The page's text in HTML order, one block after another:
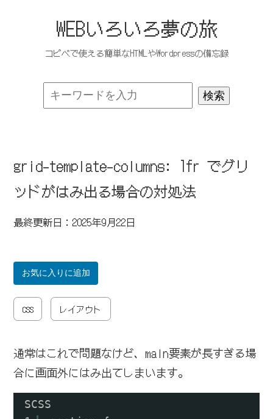
WEBいろいろ夢の旅
コピペで使える簡単なHTMLやWordpressの備忘録
grid-template-columns: 1fr でグリ
ッドがはみ出る場合の対処法
最終更新日：2025年9月22日
お気に入りに追加
CSS レイアウト
通常はこれで問題なけど、main要素が長すぎる場
合に画面外にはみ出てしまいます。
SCSS